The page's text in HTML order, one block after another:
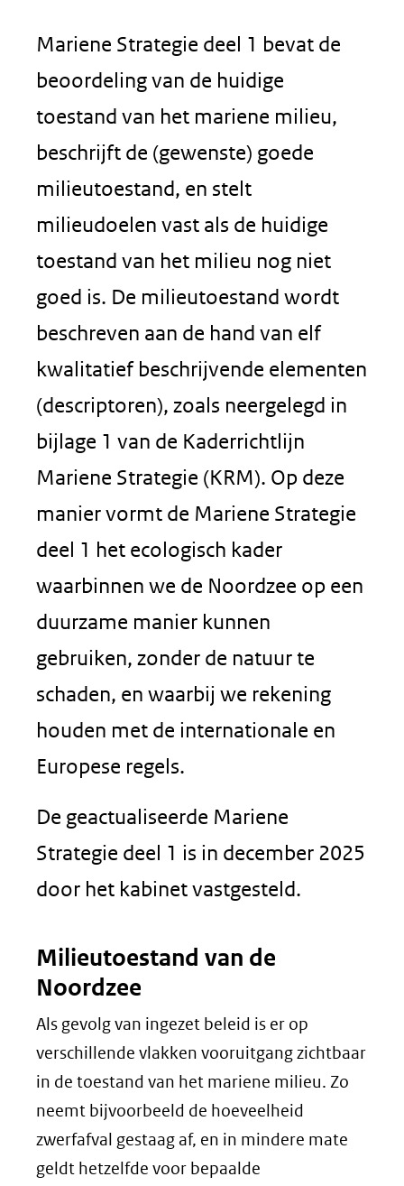
Mariene Strategie deel 1 bevat de
beoordeling van de huidige
toestand van het mariene milieu,
beschrijft de (gewenste) goede
milieutoestand, en stelt
milieudoelen vast als de huidige
toestand van het milieu nog niet
goed is. De milieutoestand wordt
beschreven aan de hand van elf
kwalitatief beschrijvende elementen
(descriptoren), zoals neergelegd in
bijlage 1 van de Kaderrichtlijn
Mariene Strategie (KRM). Op deze
manier vormt de Mariene Strategie
deel 1 het ecologisch kader
waarbinnen we de Noordzee op een
duurzame manier kunnen
gebruiken, zonder de natuur te
schaden, en waarbij we rekening
houden met de internationale en
Europese regels.
De geactualiseerde Mariene
Strategie deel 1 is in december 2025
door het kabinet vastgesteld.
Milieutoestand van de
Noordzee
Als gevolg van ingezet beleid is er op
verschillende vlakken vooruitgang zichtbaar
in de toestand van het mariene milieu. Zo
neemt bijvoorbeeld de hoeveel­heid
zwerfafval gestaag af, en in mindere mate
geldt het­zelfde voor bepaalde